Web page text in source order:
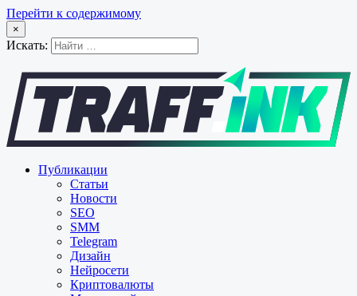
Перейти к содержимому
×
Искать:
Публикации
Статьи
Новости
SEO
SMM
Telegram
Дизайн
Нейросети
Криптовалюты